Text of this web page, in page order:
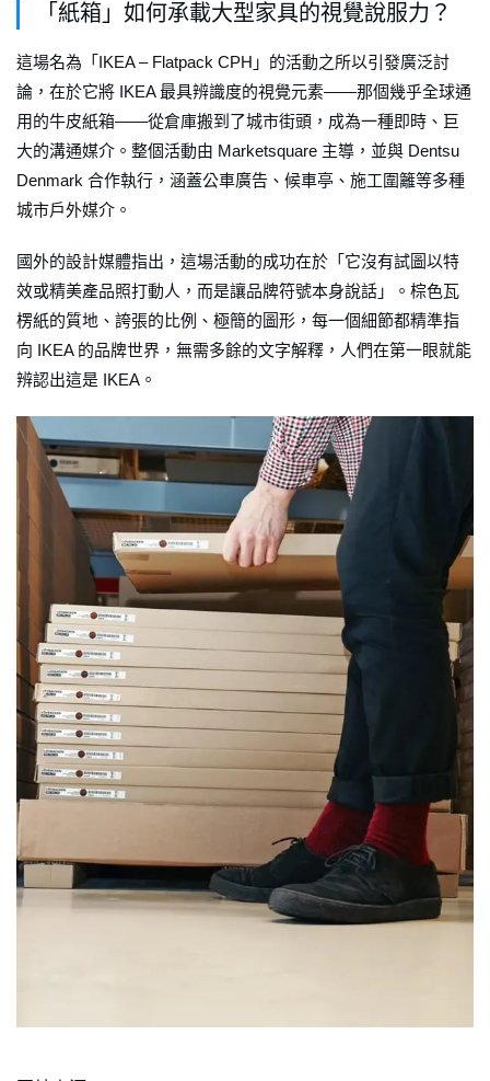
「紙箱」如何承載大型家具的視覺說服力？
這場名為「IKEA – Flatpack CPH」的活動之所以引發廣泛討
論，在於它將 IKEA 最具辨識度的視覺元素——那個幾乎全球通
用的牛皮紙箱——從倉庫搬到了城市街頭，成為一種即時、巨
大的溝通媒介。整個活動由 Marketsquare 主導，並與 Dentsu
Denmark 合作執行，涵蓋公車廣告、候車亭、施工圍籬等多種
城市戶外媒介。
國外的設計媒體指出，這場活動的成功在於「它沒有試圖以特
效或精美產品照打動人，而是讓品牌符號本身說話」。棕色瓦
楞紙的質地、誇張的比例、極簡的圖形，每一個細節都精準指
向 IKEA 的品牌世界，無需多餘的文字解釋，人們在第一眼就能
辨認出這是 IKEA。